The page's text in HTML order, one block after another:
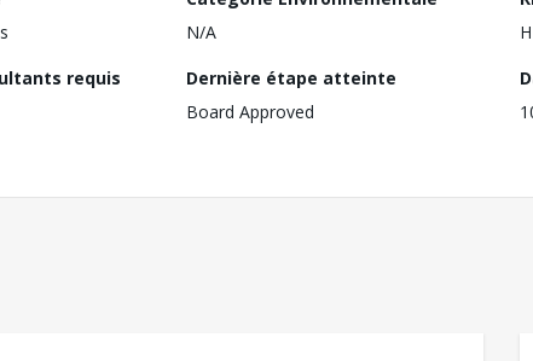
N/A
H
requis
Dernière étape atteinte
Board Approved